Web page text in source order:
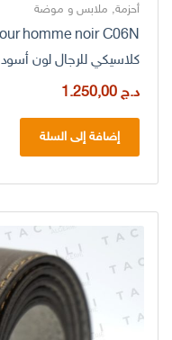
أحزمة, ملابس و موضة
كلاسيكي للرجال لون أسود
د.ج
إضافة إلى السلة